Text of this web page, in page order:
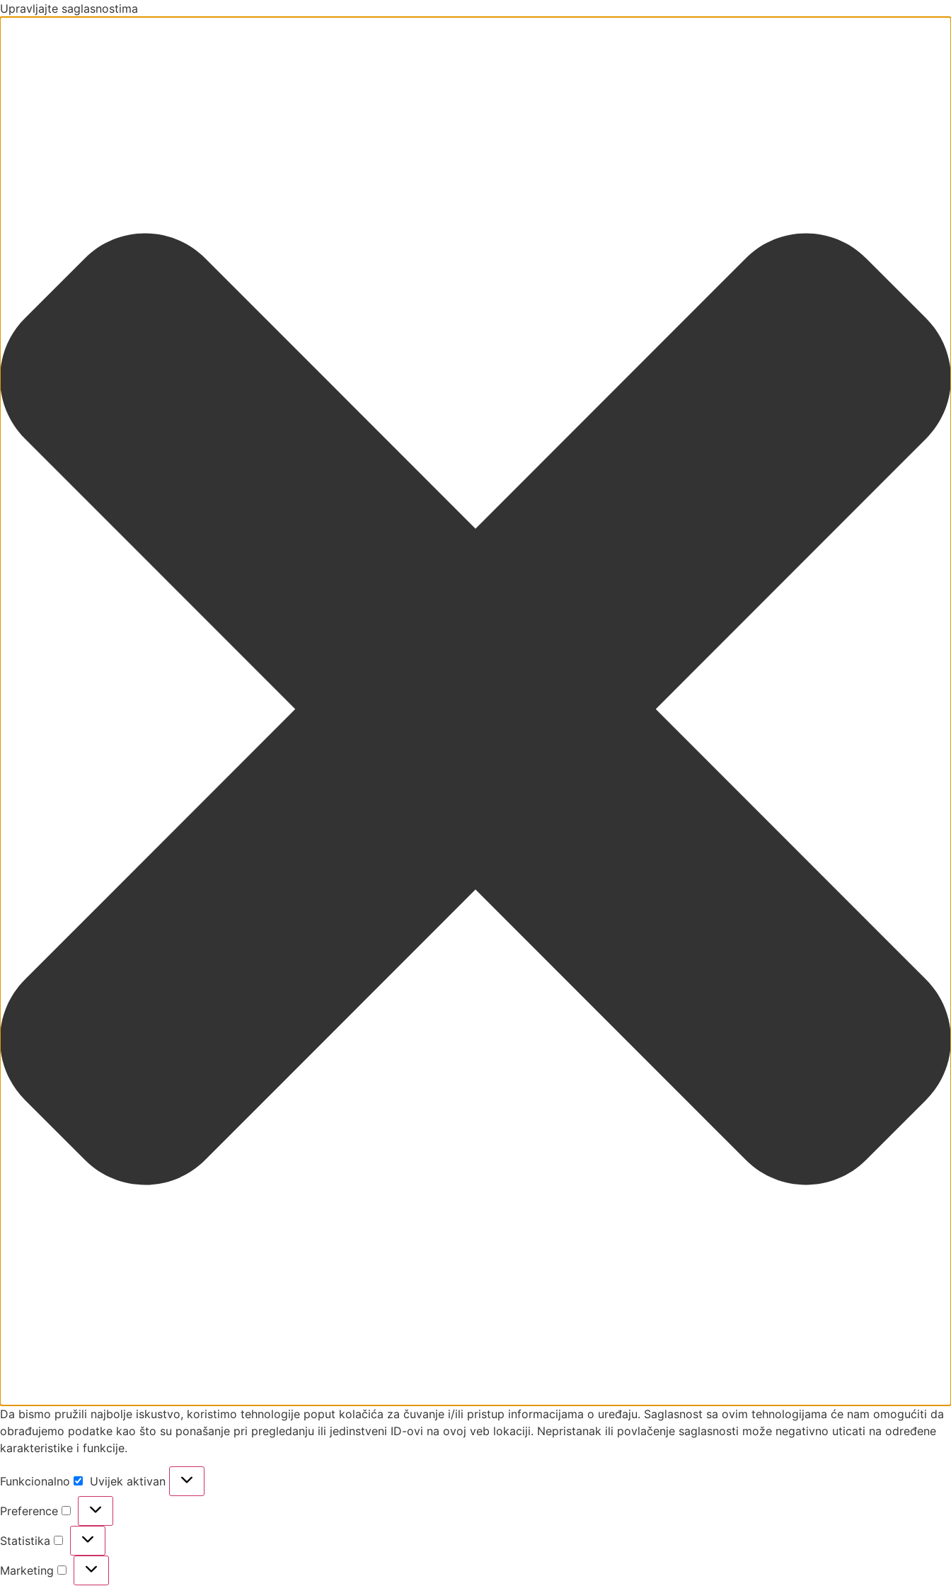
Upravljajte saglasnostima
Da bismo pružili najbolje iskustvo, koristimo tehnologije poput kolačića za čuvanje i/ili pristup informacijama o uređaju. Saglasnost sa ovim tehnologijama će nam omogućiti da
obrađujemo podatke kao što su ponašanje pri pregledanju ili jedinstveni ID-ovi na ovoj veb lokaciji. Nepristanak ili povlačenje saglasnosti može negativno uticati na određene
karakteristike i funkcije.
Funkcionalno Uvijek aktivan
Preference
Statistika
Marketing